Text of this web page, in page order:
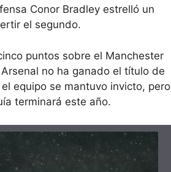
Conor Bradley estrelló un
el segundo.
puntos sobre el Manchester
no ha ganado el título de
equipo se mantuvo invicto, pero
terminará este año.